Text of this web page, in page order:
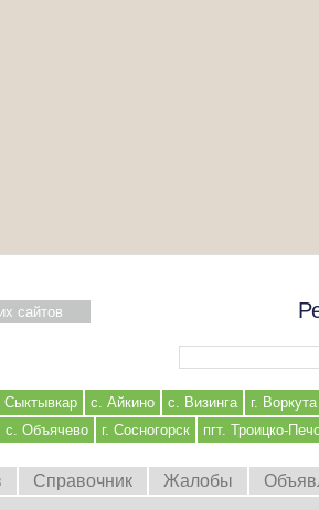
сайтов
Сыктывкар с. Айкино с. Визинга
г. Воркута
с. Объячево г. Сосногорск пгт. Троицко-
Справочник Жалобы